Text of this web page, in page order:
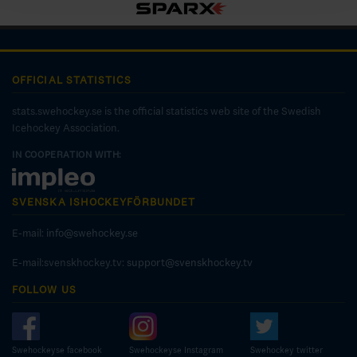
OFFICIAL STATISTICS
stats.swehockey.se is the official statistics web site of the Swedish
Icehockey Association.
IN COOPERATION WITH:
SVENSKA ISHOCKEYFÖRBUNDET
E-mail: info@swehockey.se
E-mail:svenskhockey.tv: support@svenskhockey.tv
FOLLOW US
Swehockeyse facebook Swehockeyse Instagram Swehockey twitter